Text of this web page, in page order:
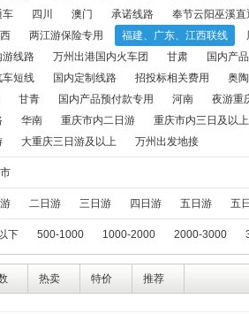
华北 旅居康养 国内夕阳红汽车
陵岛 湛江 新疆 甘青 国内产品
车
四川 澳门 承诺线路
奉节云阳巫溪直
两江游保险专用 福建、广东、江西联线
游线路
万州出港国内火车团 甘肃
国内产
车短线
国内定制线路 招投标相关费用
奥
甘青 国内产品预付款专用 河南
夜游重
华南 重庆市内二日游
重庆市内三日及以上
大重庆三日游及以上 万州出发地接
二日游 三日游 四日游 五日游 五
下 500-1000 1000-2000 2000-3000
热卖 特价 推荐